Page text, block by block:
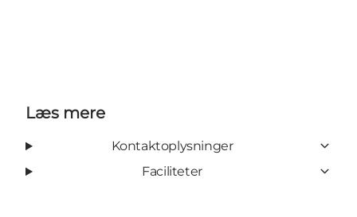
Læs mere
Kontaktoplysninger
Faciliteter